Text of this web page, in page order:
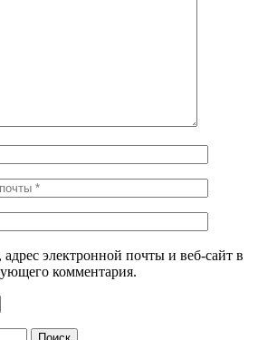
электронной почты и веб-сайт в
комментария.